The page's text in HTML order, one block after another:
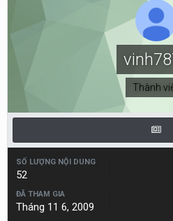
Thành
SỐ LƯỢNG NỘI DUNG
52
ĐÃ THAM GIA
Tháng 11 6, 2009